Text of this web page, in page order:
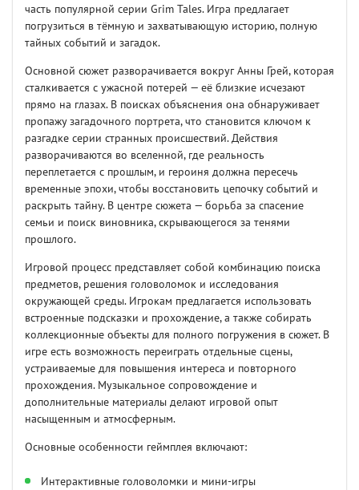
часть популярной серии Grim Tales. Игра предлагает
погрузиться в тёмную и захватывающую историю, полную
тайных событий и загадок.
Основной сюжет разворачивается вокруг Анны Грей, которая
сталкивается с ужасной потерей — её близкие исчезают
прямо на глазах. В поисках объяснения она обнаруживает
пропажу загадочного портрета, что становится ключом к
разгадке серии странных происшествий. Действия
разворачиваются во вселенной, где реальность
переплетается с прошлым, и героиня должна пересечь
временные эпохи, чтобы восстановить цепочку событий и
раскрыть тайну. В центре сюжета — борьба за спасение
семьи и поиск виновника, скрывающегося за тенями
прошлого.
Игровой процесс представляет собой комбинацию поиска
предметов, решения головоломок и исследования
окружающей среды. Игрокам предлагается использовать
встроенные подсказки и прохождение, а также собирать
коллекционные объекты для полного погружения в сюжет. В
игре есть возможность переиграть отдельные сцены,
устраиваемые для повышения интереса и повторного
прохождения. Музыкальное сопровождение и
дополнительные материалы делают игровой опыт
насыщенным и атмосферным.
Основные особенности геймплея включают:
Интерактивные головоломки и мини-игры